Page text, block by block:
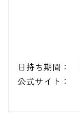
日持ち期間：
公式サイト：